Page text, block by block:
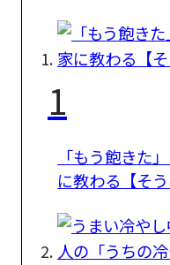
1
「もう飽きた
に教わる【そ